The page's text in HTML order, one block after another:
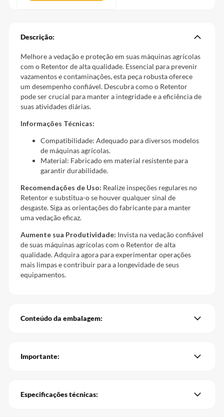
Descrição:
Melhore a vedação e proteção em suas máquinas agrícolas
com o Retentor de alta qualidade. Essencial para prevenir
vazamentos e contaminações, esta peça robusta oferece
um desempenho confiável. Descubra como o Retentor
pode ser crucial para manter a integridade e a eficiência de
suas atividades diárias.
Informações Técnicas:
Compatibilidade: Adequado para diversos modelos
de máquinas agrícolas.
Material: Fabricado em material resistente para
garantir durabilidade.
Recomendações de Uso: Realize inspeções regulares no
Retentor e substitua-o se houver qualquer sinal de
desgaste. Siga as orientações do fabricante para manter
uma vedação eficaz.
Aumente sua Produtividade: Invista na vedação confiável
de suas máquinas agrícolas com o Retentor de alta
qualidade. Adquira agora para experimentar operações
mais limpas e contribuir para a longevidade de seus
equipamentos.
Conteúdo da embalagem:
Importante:
Especificações técnicas: